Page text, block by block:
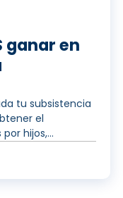
ganar en
tu subsistencia
el
hijos,...